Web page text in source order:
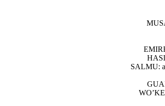
SALMU: